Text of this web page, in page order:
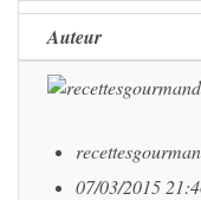
Auteur
07/03/2015